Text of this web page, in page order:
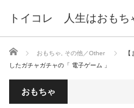
トイコレ 人生はおもち
ホーム おもちゃ その他／Other
したガチャガチャの「 電子ゲーム 」
おもちゃ